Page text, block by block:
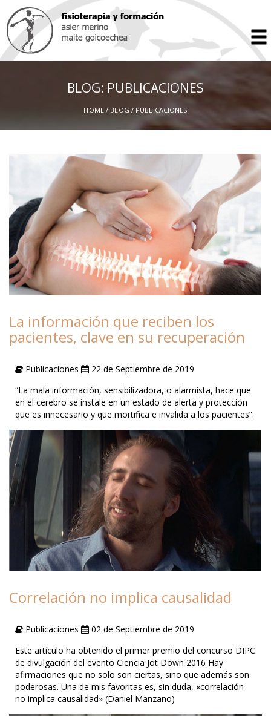
BLOG: PUBLICACIONES
HOME/ BLOG / PUBLICACIONES
La información que reciben los
pacientes, clave en su recuperación
Publicaciones
22 de Septiembre de 2019
“La mala información, sensibilizadora, o alarmista, hace que
en el cerebro se instale en un estado de alerta y protección
que es innecesario y que mortifica e invalida a los pacientes”.
Correlación no implica causalidad
Publicaciones
02 de Septiembre de 2019
Este artículo ha obtenido el primer premio del concurso DIPC
de divulgación del evento Ciencia Jot Down 2016 Hay
afirmaciones que no solo son ciertas, sino que además son
poderosas. Una de mis favoritas es, sin duda, «correlación
no implica causalidad» (Daniel Manzano)